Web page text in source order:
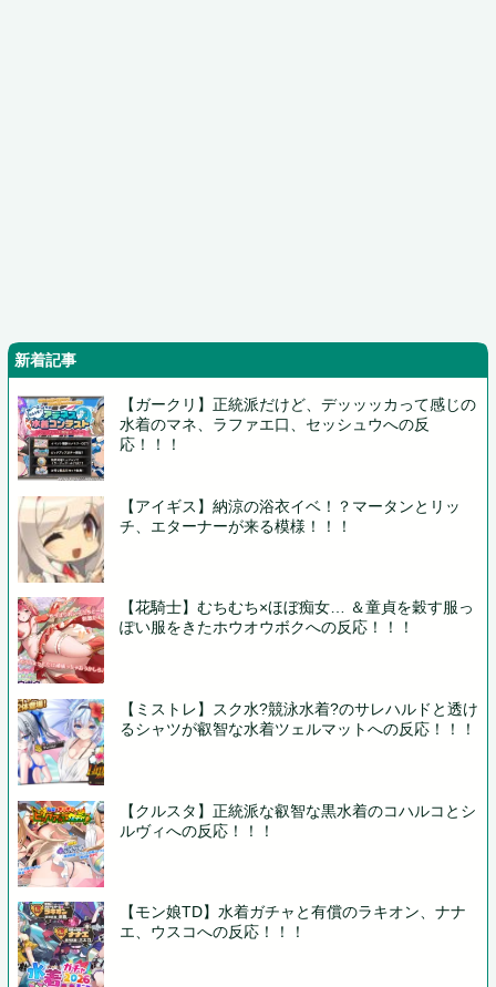
新着記事
【ガークリ】正統派だけど、デッッッカって感じの
水着のマネ、ラファエ口、セッシュウへの反
応！！！
【アイギス】納涼の浴衣イベ！？マータンとリッ
チ、エターナーが来る模様！！！
【花騎士】むちむち×ほぼ痴女… ＆童貞を穀す服っ
ぽい服をきたホウオウボクへの反応！！！
【ミストレ】スク水?競泳水着?のサレハルドと透け
るシャツが叡智な水着ツェルマットへの反応！！！
【クルスタ】正統派な叡智な黒水着のコハルコとシ
ルヴィへの反応！！！
【モン娘TD】水着ガチャと有償のラキオン、ナナ
エ、ウスコへの反応！！！